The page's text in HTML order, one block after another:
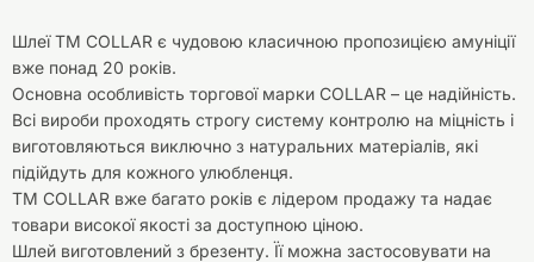
Шлеї ТМ COLLAR є чудовою класичною пропозицією амуніції
вже понад 20 років.
Основна особливість торгової марки COLLAR – це надійність.
Всі вироби проходять строгу систему контролю на міцність і
виготовляються виключно з натуральних матеріалів, які
підійдуть для кожного улюбленця.
ТМ COLLAR вже багато років є лідером продажу та надає
товари високої якості за доступною ціною.
Шлей виготовлений з брезенту. Її можна застосовувати на